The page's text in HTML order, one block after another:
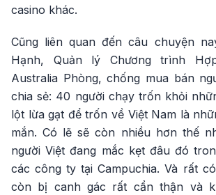
casino khác.
Cũng liên quan đến câu chuyện
Hạnh, Quản lý Chương trình
Australia Phòng, chống mua bán
chia sẻ: 40 người chạy trốn khỏi
lột lừa gạt để trốn về Việt Nam là
mắn. Có lẽ sẽ còn nhiều hơn thế
người Việt đang mắc kẹt đâu đó
các công ty tại Campuchia. Và rất
còn bị canh gác rất cẩn thận và